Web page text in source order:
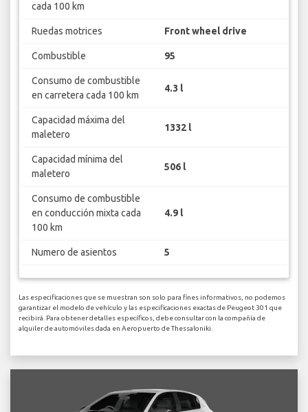
cada 100 km
Ruedas motrices Front wheel drive
Combustible 95
Consumo de combustible
en carretera cada 100 km
4.3 l
Capacidad máxima del
maletero
1332 l
Capacidad mínima del
maletero
506 l
Consumo de combustible
en conducción mixta cada
100 km
4.9 l
Numero de asientos 5
Las especificaciones que se muestran son solo para fines informativos, no podemos
garantizar el modelo de vehículo y las especificaciones exactas de Peugeot 301 que
recibirá. Para obtener detalles específicos, debe consultar con la compañía de
alquiler de automóviles dada en Aeropuerto de Thessaloniki.